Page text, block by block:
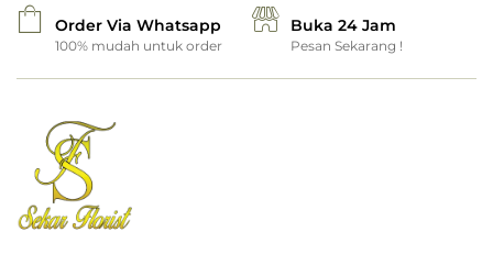
Order Via Whatsapp
100% mudah untuk order
Buka 24 Jam
Pesan Sekarang !